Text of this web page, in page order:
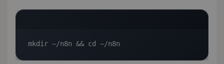
mkdir ~/n8n && cd ~/n8n